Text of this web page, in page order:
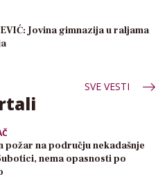
Jovina gimnazija u raljama
SVE VESTI
požar na području nekadašnje
nema opasnosti po